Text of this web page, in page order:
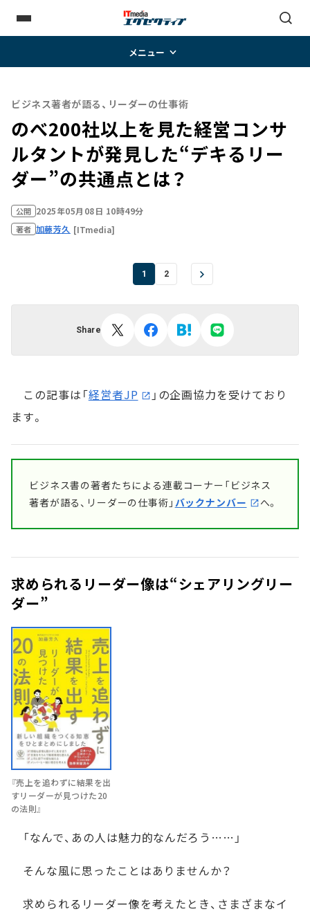
メニュー
ビジネス著者が語る、リーダーの仕事術
のべ200社以上を見た経営コンサ
ルタントが発見した“デキるリー
ダー”の共通点とは？
公開 2025年05月08日 10時49分
著者 加藤芳久 [ITmedia]
1 2
Share
この記事は「経営者JP
」の企画協力を受けており
ます。
ビジネス書の著者たちによる連載コーナー「ビジネス
著者が語る、リーダーの仕事術」 バックナンバー へ。
求められるリーダー像は“シェアリングリー
ダー”
『売上を追わずに結果を出
すリーダーが見つけた20
の法則』
「なんで、あの人は魅力的なんだろう……」
そんな風に思ったことはありませんか？
求められるリーダー像を考えたとき、さまざまなイ